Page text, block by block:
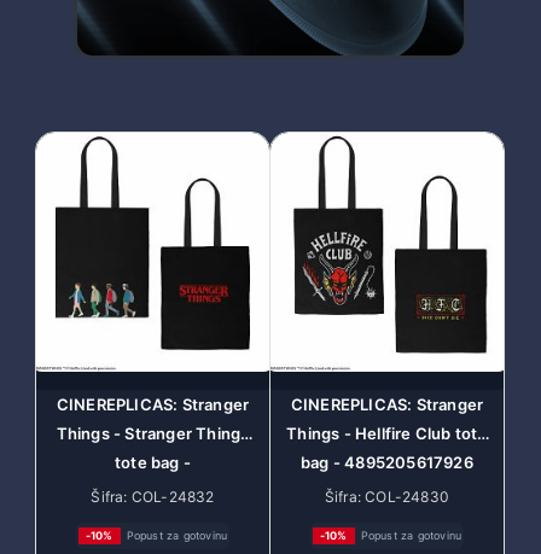
CINEREPLICAS: Stranger
Things - Stranger Things
tote bag -
4895205617902
Šifra: COL-24832
-10% Popust za gotovinu
CINEREPLICAS: Stranger
Things - Hellfire Club tote
bag - 4895205617926
Šifra: COL-24830
-10% Popust za gotovinu